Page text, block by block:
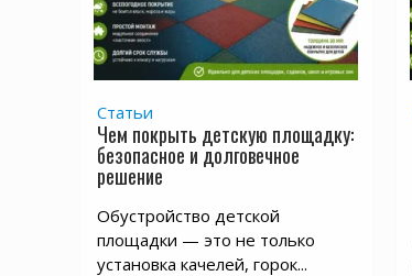
Статьи
Чем покрыть детскую площадку:
безопасное и долговечное
решение
Обустройство детской
площадки — это не только
установка качелей, горок...